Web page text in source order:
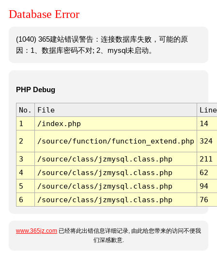
Database Error
(1040) 365建站错误警告：连接数据库失败，可能的原
因：1、数据库密码不对; 2、mysql未启动。
PHP Debug
No. File
Line
1
/index.php 14
2 /source/function/function_extend.php 324
3 /source/class/jzmysql.class.php
211
4
/source/class/jzmysql.class.php
62
5
/source/class/jzmysql.class.php
94
6
/source/class/jzmysql.class.php 76
www.365jz.com 已经将此出错信息详细记录, 由此给您带来的访问不便我
们深感歉意.